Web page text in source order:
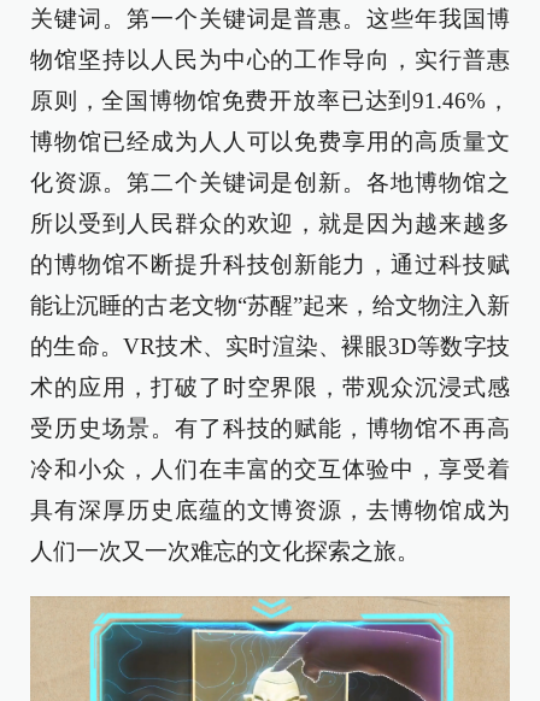
关键词。第一个关键词是普惠。这些年我国博
物馆坚持以人民为中心的工作导向，实行普惠
原则，全国博物馆免费开放率已达到91.46%，
博物馆已经成为人人可以免费享用的高质量文
化资源。第二个关键词是创新。各地博物馆之
所以受到人民群众的欢迎，就是因为越来越多
的博物馆不断提升科技创新能力，通过科技赋
能让沉睡的古老文物“苏醒”起来，给文物注入新
的生命。VR技术、实时渲染、裸眼3D等数字技
术的应用，打破了时空界限，带观众沉浸式感
受历史场景。有了科技的赋能，博物馆不再高
冷和小众，人们在丰富的交互体验中，享受着
具有深厚历史底蕴的文博资源，去博物馆成为
人们一次又一次难忘的文化探索之旅。